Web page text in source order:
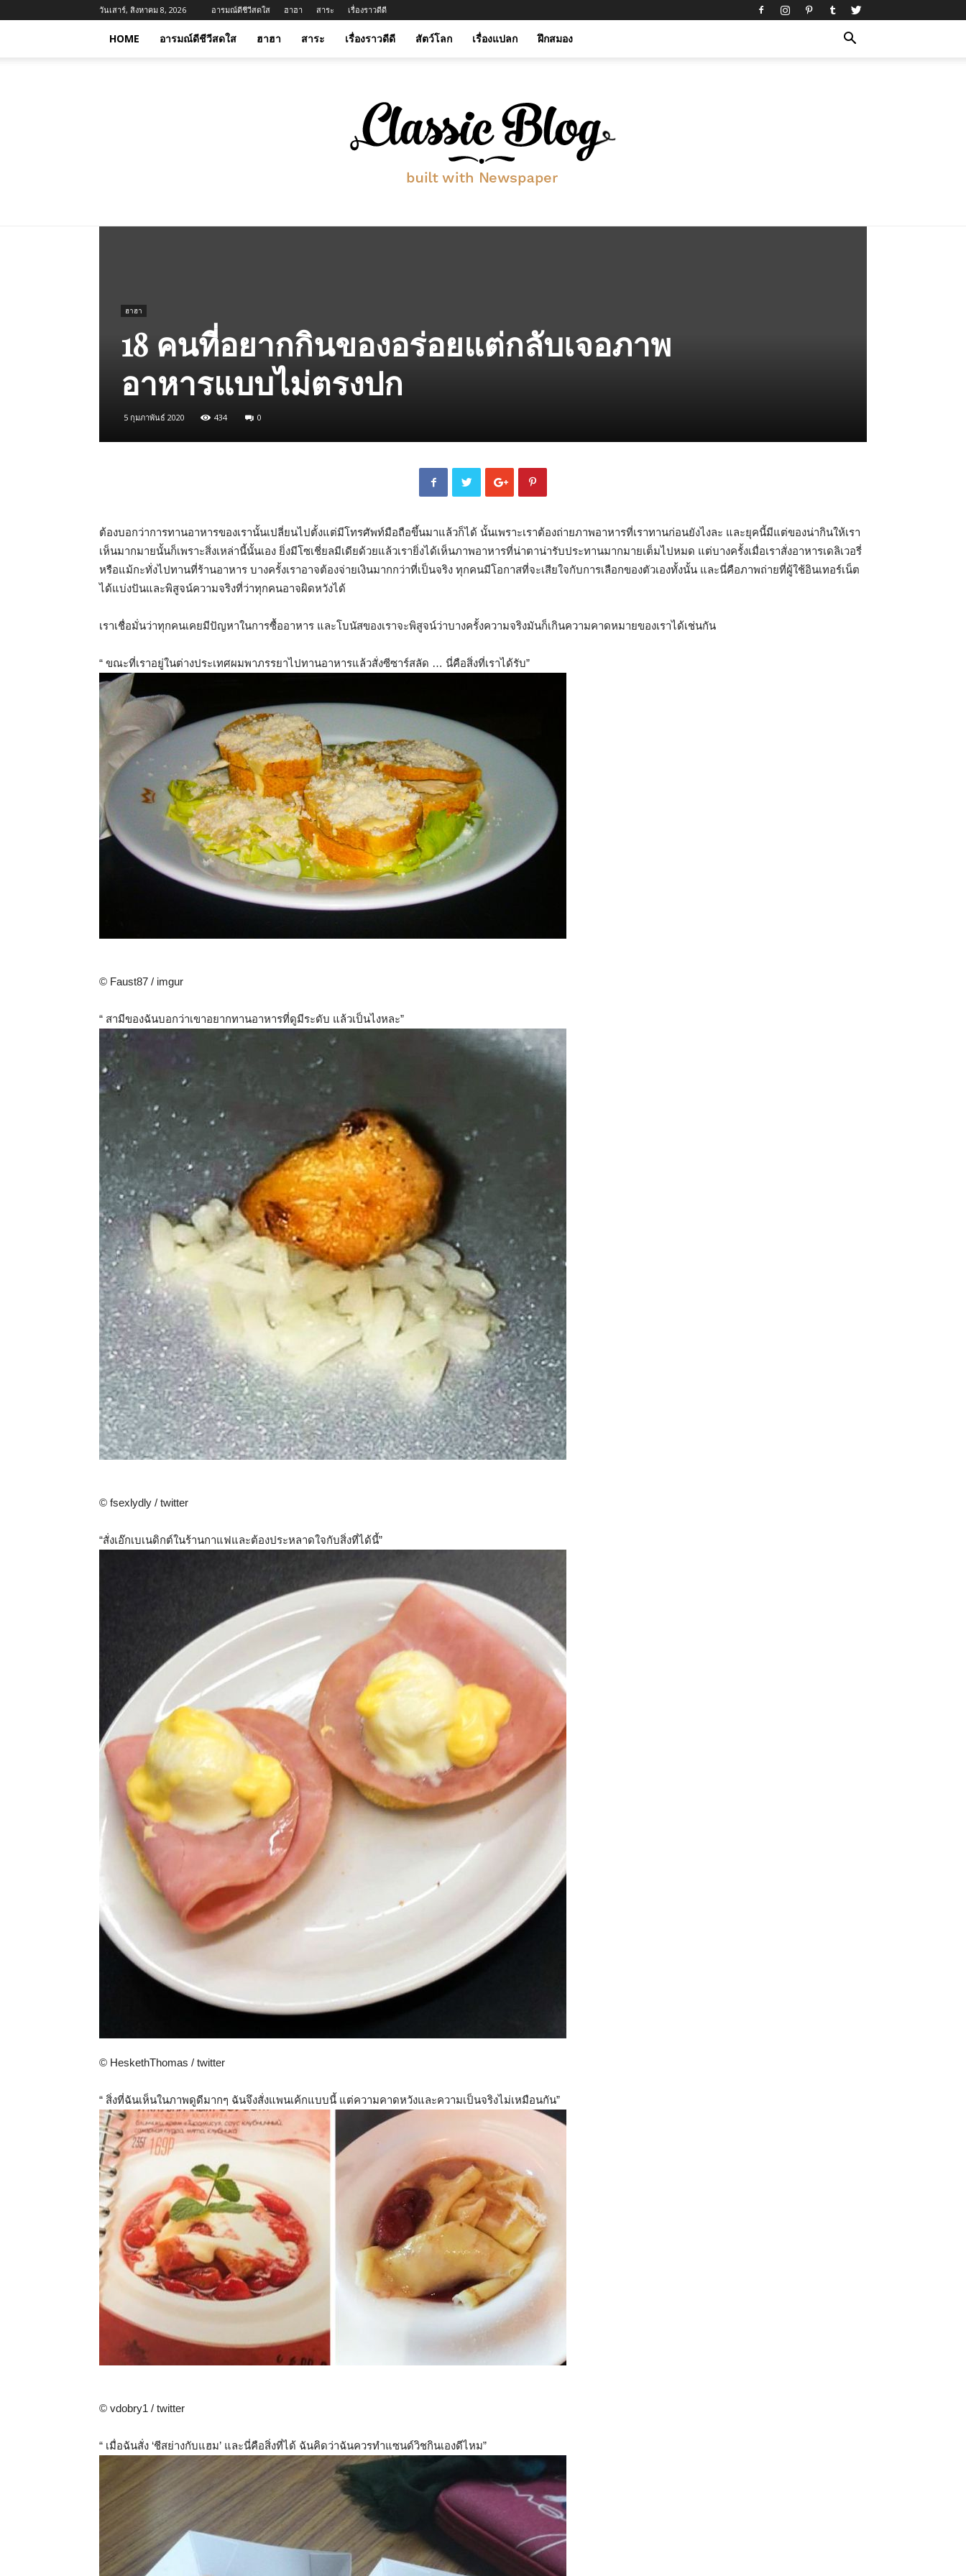
วันเสาร์, สิงหาคม 8, 2026 อารมณ์ดีชีวีสดใส ฮาฮา สาระ เรื่องราวดีดี
HOME อารมณ์ดีชีวีสดใส ฮาฮา สาระ เรื่องราวดีดี สัตว์โลก เรื่องแปลก ฝึกสมอง
ฮาฮา
18 คนที่อยากกินของอร่อยแต่กลับเจอภาพ
อาหารแบบไม่ตรงปก
5 กุมภาพันธ์ 2020 434 0
ต้องบอกว่าการทานอาหารของเรานั้นเปลี่ยนไปตั้งแต่มีโทรศัพท์มือถือขึ้นมาแล้วก็ได้ นั้นเพราะเราต้องถ่ายภาพอาหารที่เราทานก่อนยังไงละ และยุคนี้มีแต่ของน่ากินให้เรา
เห็นมากมายนั้นก็เพราะสิ่งเหล่านี้นั้นเอง ยิ่งมีโซเชี่ยลมีเดียด้วยแล้วเรายิ่งได้เห็นภาพอาหารที่น่าตาน่ารับประทานมากมายเต็มไปหมด แต่บางครั้งเมื่อเราสั่งอาหารเดลิเวอรี่
หรือแม้กะทั่งไปทานที่ร้านอาหาร บางครั้งเราอาจต้องจ่ายเงินมากกว่าที่เป็นจริง ทุกคนมีโอกาสที่จะเสียใจกับการเลือกของตัวเองทั้งนั้น และนี่คือภาพถ่ายที่ผู้ใช้อินเทอร์เน็ต
ได้แบ่งปันและพิสูจน์ความจริงที่ว่าทุกคนอาจผิดหวังได้
เราเชื่อมั่นว่าทุกคนเคยมีปัญหาในการซื้ออาหาร และโบนัสของเราจะพิสูจน์ว่าบางครั้งความจริงมันก็เกินความคาดหมายของเราได้เช่นกัน
“ ขณะที่เราอยู่ในต่างประเทศผมพาภรรยาไปทานอาหารแล้วสั่งซีซาร์สลัด … นี่คือสิ่งที่เราได้รับ”
© Faust87 / imgur
“ สามีของฉันบอกว่าเขาอยากทานอาหารที่ดูมีระดับ แล้วเป็นไงหละ”
© fsexlydly / twitter
“สั่งเอ๊กเบเนดิกต์ในร้านกาแฟและต้องประหลาดใจกับสิ่งที่ได้นี้”
© HeskethThomas / twitter
“ สิ่งที่ฉันเห็นในภาพดูดีมากๆ ฉันจึงสั่งแพนเค้กแบบนี้ แต่ความคาดหวังและความเป็นจริงไม่เหมือนกัน”
© vdobry1 / twitter
“ เมื่อฉันสั่ง ‘ชีสย่างกับแฮม’ และนี่คือสิ่งที่ได้ ฉันคิดว่าฉันควรทำแซนด์วิชกินเองดีไหม”